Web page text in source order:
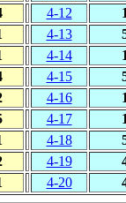
4-12
4-13
4-14
4-15
4-16
4-17
4-18
4-19
4-20